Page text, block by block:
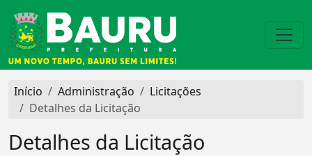
Início Administração
Licitações
Detalhes da Licitação
Detalhes da Licitação